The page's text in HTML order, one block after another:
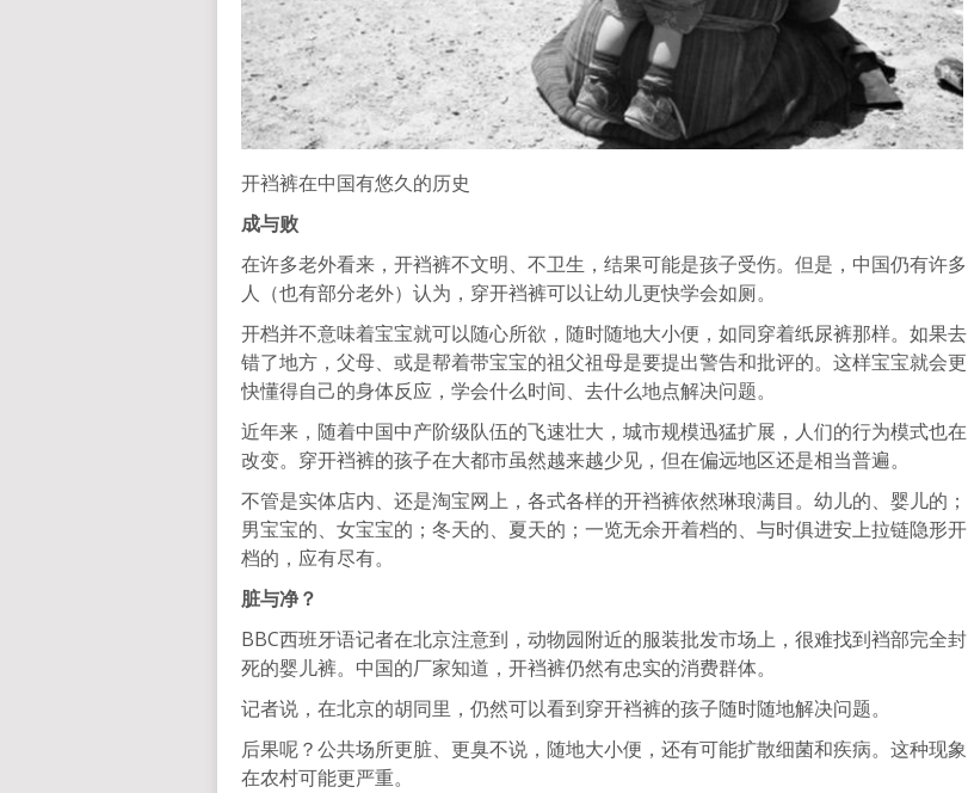
开裆裤在中国有悠久的历史
成与败
在许多老外看来，开裆裤不文明、不卫生，结果可能是孩子受伤。但是，中国仍有许多
人（也有部分老外）认为，穿开裆裤可以让幼儿更快学会如厕。
开档并不意味着宝宝就可以随心所欲，随时随地大小便，如同穿着纸尿裤那样。如果去
错了地方，父母、或是帮着带宝宝的祖父祖母是要提出警告和批评的。这样宝宝就会更
快懂得自己的身体反应，学会什么时间、去什么地点解决问题。
近年来，随着中国中产阶级队伍的飞速壮大，城市规模迅猛扩展，人们的行为模式也在
改变。穿开裆裤的孩子在大都市虽然越来越少见，但在偏远地区还是相当普遍。
不管是实体店内、还是淘宝网上，各式各样的开裆裤依然琳琅满目。幼儿的、婴儿的；
男宝宝的、女宝宝的；冬天的、夏天的；一览无余开着档的、与时俱进安上拉链隐形开
档的，应有尽有。
脏与净？
BBC西班牙语记者在北京注意到，动物园附近的服装批发市场上，很难找到裆部完全封
死的婴儿裤。中国的厂家知道，开裆裤仍然有忠实的消费群体。
记者说，在北京的胡同里，仍然可以看到穿开裆裤的孩子随时随地解决问题。
后果呢？公共场所更脏、更臭不说，随地大小便，还有可能扩散细菌和疾病。这种现象
在农村可能更严重。